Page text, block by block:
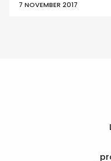
7 NOVEMBER 2017